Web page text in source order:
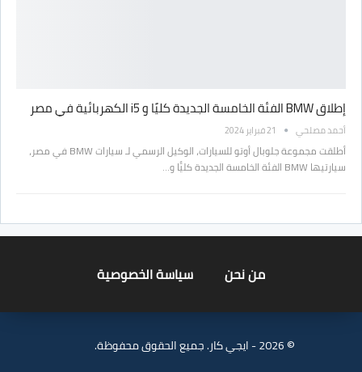
إطلاق BMW الفئة الخامسة الجديدة كليًا و i5 الكهربائية في مصر
أحمد مصلحي 21 فبراير 2024
أطلقت مجموعة جلوبال أوتو للسيارات، الوكيل الرسمي لـ سيارات BMW في مصر،
سيارتيها BMW الفئة الخامسة الجديدة كليًّا و…
من نحن سياسة الخصوصية
© 2026 - ايجي كار. جميع الحقوق محفوظة.